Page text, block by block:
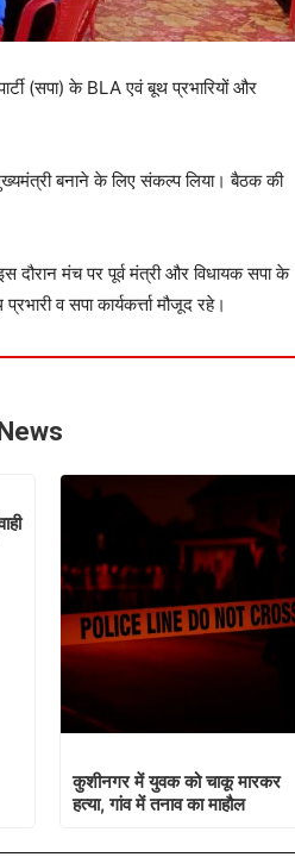
(सपा) के BLA एवं बूथ प्रभारियों और
बनाने के लिए संकल्प लिया। बैठक की
मंच पर पूर्व मंत्री और विधायक सपा के
व सपा कार्यकर्त्ता मौजूद रहे।
कुशीनगर में युवक को चाकू मारकर
हत्या, गांव में तनाव का माहौल